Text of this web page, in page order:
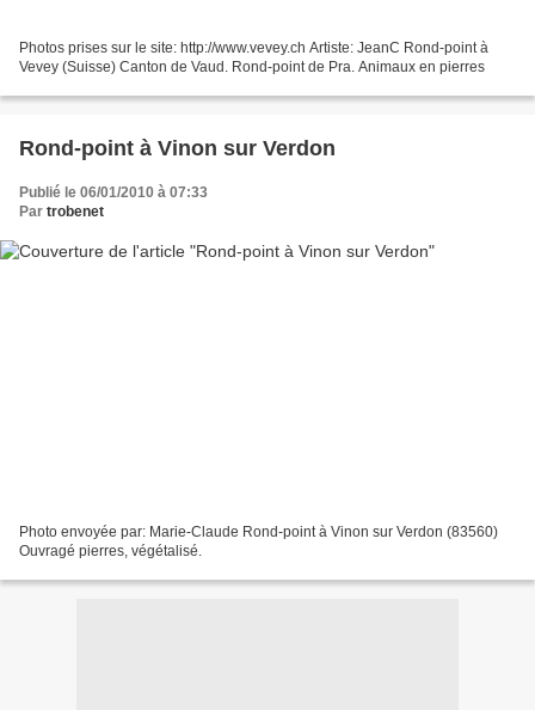
Photos prises sur le site: http://www.vevey.ch Artiste: JeanC Rond-point à
Vevey (Suisse) Canton de Vaud. Rond-point de Pra. Animaux en pierres
Rond-point à Vinon sur Verdon
Publié le 06/01/2010 à 07:33
Par trobenet
Photo envoyée par: Marie-Claude Rond-point à Vinon sur Verdon (83560)
Ouvragé pierres, végétalisé.